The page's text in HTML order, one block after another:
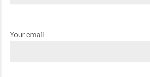
Your email